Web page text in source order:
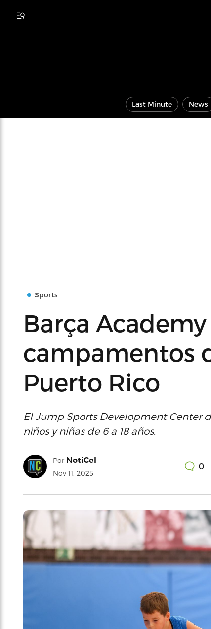
Last Minute News
Sports
Barça
campamentos
Puerto Rico
El Jump Sports Development Center
niños y niñas de 6 a 18 años.
Por NotiCel
Nov 11, 2025
0